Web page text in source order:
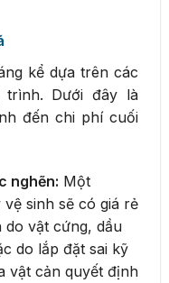
kể dựa trên các
Dưới đây là
đến chi phí cuối
nghẽn: Một
sinh sẽ có giá rẻ
do vật cứng, dầu
do lắp đặt sai kỹ
vật cản quyết định